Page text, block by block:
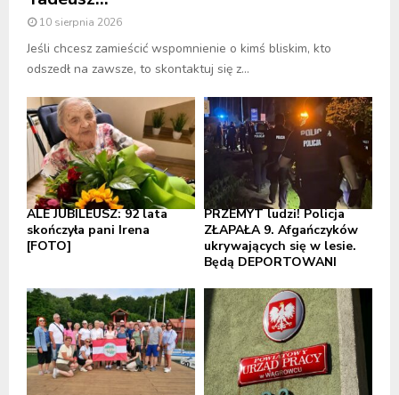
10 sierpnia 2026
Jeśli chcesz zamieścić wspomnienie o kimś bliskim, kto
odszedł na zawsze, to skontaktuj się z...
ALE JUBILEUSZ: 92 lata
skończyła pani Irena
[FOTO]
PRZEMYT ludzi! Policja
ZŁAPAŁA 9. Afgańczyków
ukrywających się w lesie.
Będą DEPORTOWANI